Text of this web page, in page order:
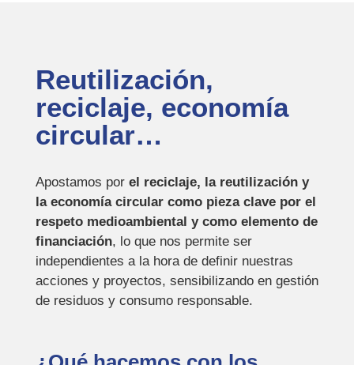
Reutilización,
reciclaje, economía
circular…
Apostamos por el reciclaje, la reutilización y
la economía circular como pieza clave por el
respeto medioambiental y como elemento de
financiación, lo que nos permite ser
independientes a la hora de definir nuestras
acciones y proyectos, sensibilizando en gestión
de residuos y consumo responsable.